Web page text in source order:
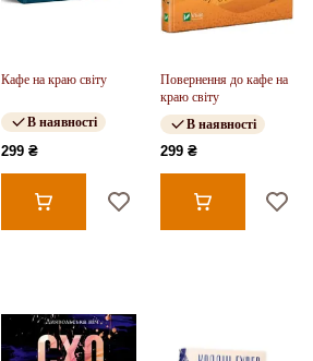
Кафе на краю світу
В наявності
299 ₴
Повернення до кафе на
краю світу
В наявності
299 ₴